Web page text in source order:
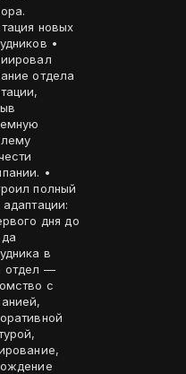
новых
•
отдела
•
полный
адаптации:
дня до
в
отдел —
с